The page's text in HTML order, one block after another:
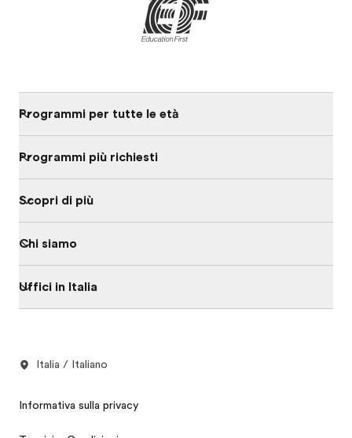
Programmi per tutte le età
Programmi più richiesti
Scopri di più
Chi siamo
Uffici in Italia
Italia / Italiano
Informativa sulla privacy